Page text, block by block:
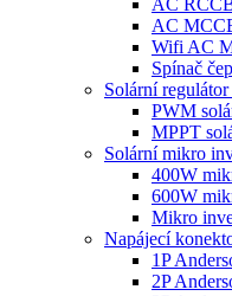
AC
AC
Wifi AC
Spínač
Solární
PWM
MPPT
Solární mikro
400W
600W
Mikro
Napájecí
1P
2P